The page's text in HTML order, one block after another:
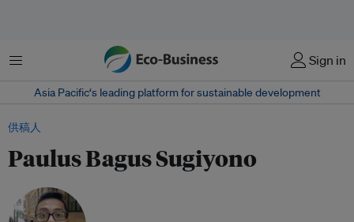
菜单 Sign in
Asia Pacific‘s leading platform for sustainable development
供稿人
Paulus Bagus Sugiyono